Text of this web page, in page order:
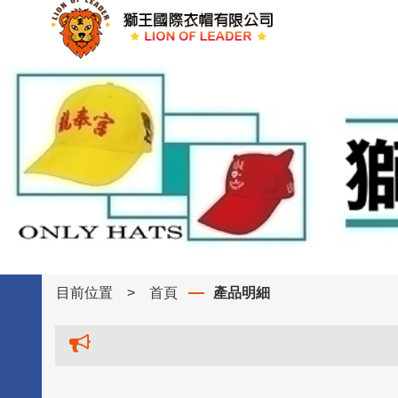
目前位置 > 首頁 產品明細